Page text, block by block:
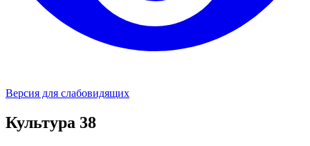
Версия для слабовидящих
Культура 38